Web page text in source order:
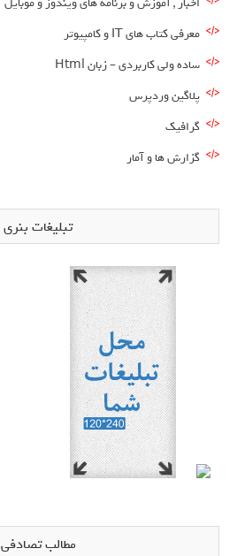
معرفی کتاب های IT و کامپیوتر
ساده ولی کاربردی – زبان Html
پلاگین وردپرس
گرافیک
گزارش ها و آمار
تبلیغات بنری
مطالب تصادفی